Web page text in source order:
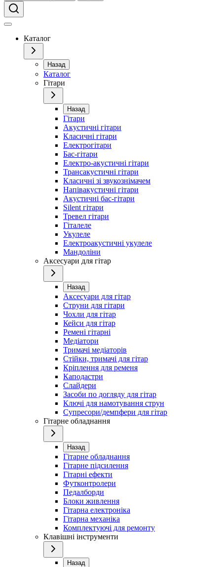
Каталог
Назад
Каталог
Гітари
Назад
Гітари
Акустичні гітари
Класичні гітари
Електрогітари
Бас-гітари
Електро-акустичні гітари
Трансакустичні гітари
Класичні зі звукознімачем
Напівакустичні гітари
Акустичні бас-гітари
Silent гітари
Тревел гітари
Гіталеле
Укулеле
Електроакустичні укулеле
Мандоліни
Аксесуари для гітар
Назад
Аксесуари для гітар
Струни для гітари
Чохли для гітар
Кейси для гітар
Ремені гітарні
Медіатори
Тримачі медіаторів
Стійки, тримачі для гітар
Кріплення для ременя
Каподастри
Слайдери
Засоби по догляду для гітар
Ключі для намотування струн
Супресори/демпфери для гітар
Гітарне обладнання
Назад
Гітарне обладнання
Гітарне підсилення
Гітарні ефекти
Футконтролери
Педалборди
Блоки живлення
Гітарна електроніка
Гітарна механіка
Комплектуючі для ремонту
Клавішні інструменти
Назад